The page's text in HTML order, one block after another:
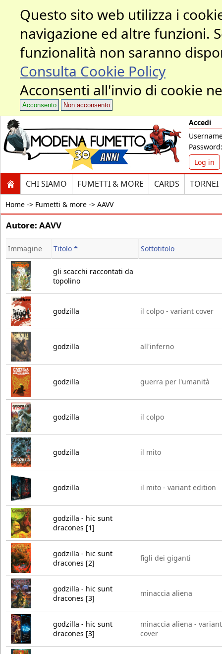
Questo sito web utilizza i
navigazione ed altre funzioni.
funzionalità non saranno
Consulta Cookie Policy
Acconsenti all'invio di cookie
Acconsento Non acconsento
Accedi
Password:
Log in
CHI SIAMO FUMETTI & MORE CARDS TORNEI
Home -> Fumetti & more -> AAVV
Autore: AAVV
Immagine Titolo Sottotitolo
gli scacchi raccontati da
topolino
godzilla il colpo - variant cover
godzilla all'inferno
godzilla guerra per l'umanità
godzilla il colpo
godzilla il mito
godzilla il mito - variant edition
godzilla - hic sunt
dracones [1]
godzilla - hic sunt
dracones [2]
figli dei giganti
godzilla - hic sunt
dracones [3]
minaccia aliena
godzilla - hic sunt
dracones [3]
minaccia aliena - variant
cover